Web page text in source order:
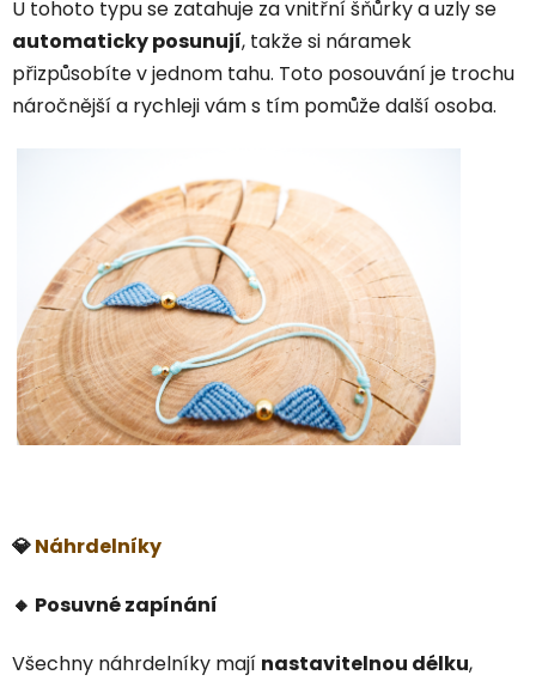
U tohoto typu se zatahuje za vnitřní šňůrky a uzly se
automaticky posunují, takže si náramek
přizpůsobíte v jednom tahu. Toto posouvání je trochu
náročnější a rychleji vám s tím pomůže další osoba.
💎Náhrdelníky
🔸 Posuvné zapínání
Všechny náhrdelníky mají nastavitelnou délku,